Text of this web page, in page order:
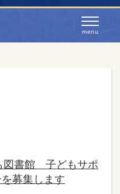
図書館 子どもサポ
募集します